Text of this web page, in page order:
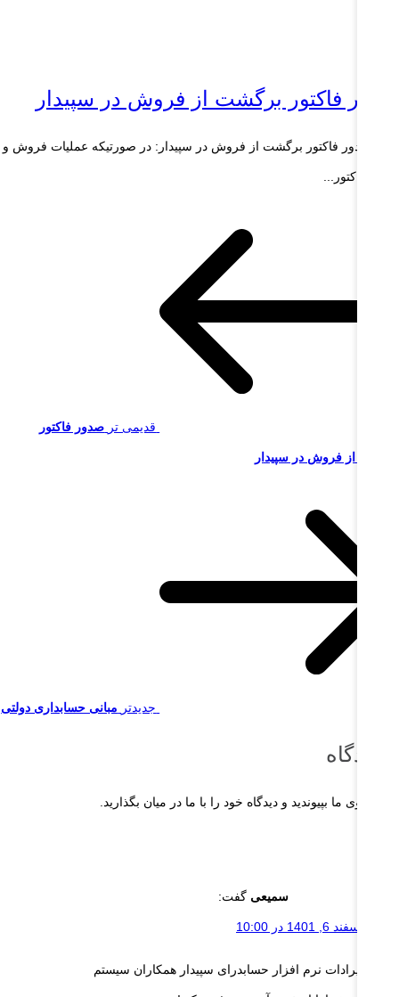
فاکتور برگشت از فروش در سپیدار
صدور فاکتور برگشت از فروش در سپیدار: در صورتیكه عمليات فروش و
فاكتور...
قدیمی تر صدور فاکتور
از فروش در سپیدار
جدیدتر مبانی حسابداری دولتی
گفتگوی ما بپیوندید و دیدگاه خود را با ما در میان بگذارید.
سمیعی گفت:
اسفند 6, 1401 در 10:00
ایرادات نرم افزار حسابدرای سپیدار همکاران سیستم